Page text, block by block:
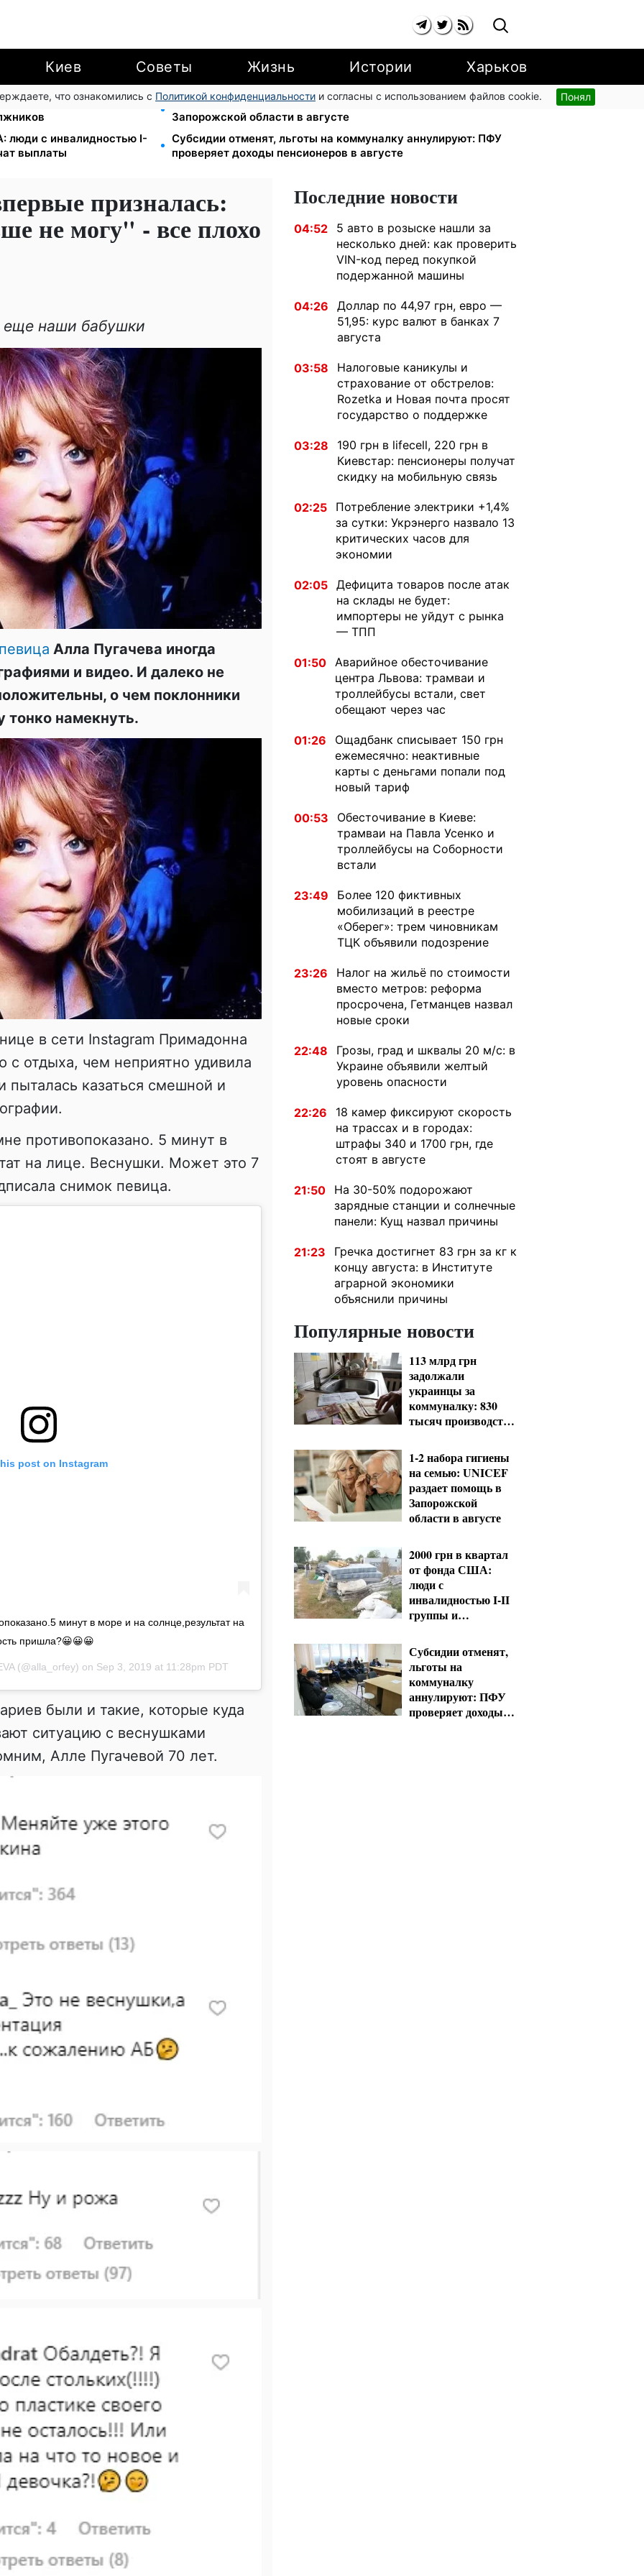
Киев Советы Жизнь Истории Харьков
что ознакомились с Политикой конфиденциальности и согласны с использованием файлов cookie. Понял
за коммуналку: 830
1-2 набора гигиены на семью: UNICEF раздает помощь в
Запорожской области в августе
люди с инвалидностью I-
выплаты
Субсидии отменят, льготы на коммуналку аннулируют: ПФУ
проверяет доходы пенсионеров в августе
призналась:
не могу" - все плохо
наши бабушки
Алла Пугачева иногда
и видео. И далеко не
о чем поклонники
намекнуть.
в сети Instagram Примадонна
с отдыха, чем неприятно удивила
пыталась казаться смешной и
противопоказано. 5 минут в
на лице. Веснушки. Может это 7
снимок певица.
post on Instagram
минут в море и на солнце,результат на
пришла?😀😀😀
(@alla_orfey) on Sep 3, 2019 at 11:28pm PDT
были и такие, которые куда
ситуацию с веснушками
Алле Пугачевой 70 лет.
Последние новости
04:52
5 авто в розыске нашли за
несколько дней: как проверить
VIN-код перед покупкой
подержанной машины
04:26
Доллар по 44,97 грн, евро —
51,95: курс валют в банках 7
августа
03:58
Налоговые каникулы и
страхование от обстрелов:
Rozetka и Новая почта просят
государство о поддержке
03:28
190 грн в lifecell, 220 грн в
Киевстар: пенсионеры получат
скидку на мобильную связь
02:25
Потребление электрики +1,4%
за сутки: Укрэнерго назвало 13
критических часов для
экономии
02:05 Дефицита товаров после атак
на склады не будет:
импортеры не уйдут с рынка
— ТПП
01:50 Аварийное обесточивание
центра Львова: трамваи и
троллейбусы встали, свет
обещают через час
01:26
Ощадбанк списывает 150 грн
ежемесячно: неактивные
карты с деньгами попали под
новый тариф
00:53
Обесточивание в Киеве:
трамваи на Павла Усенко и
троллейбусы на Соборности
встали
23:49
Более 120 фиктивных
мобилизаций в реестре
«Оберег»: трем чиновникам
ТЦК объявили подозрение
23:26
Налог на жильё по стоимости
вместо метров: реформа
просрочена, Гетманцев назвал
новые сроки
22:48
Грозы, град и шквалы 20 м/с: в
Украине объявили желтый
уровень опасности
22:26
18 камер фиксируют скорость
на трассах и в городах:
штрафы 340 и 1700 грн, где
стоят в августе
21:50
На 30-50% подорожают
зарядные станции и солнечные
панели: Кущ назвал причины
21:23
Гречка достигнет 83 грн за кг к
концу августа: в Институте
аграрной экономики
объяснили причины
Популярные новости
113 млрд грн
задолжали
украинцы за
коммуналку: 830
тысяч производств
должников
1-2 набора гигиены
на семью: UNICEF
раздает помощь в
Запорожской
области в августе
2000 грн в квартал
от фонда США:
люди с
инвалидностью I-II
группы и
получат выплаты
Субсидии отменят,
льготы на
коммуналку
аннулируют: ПФУ
проверяет доходы